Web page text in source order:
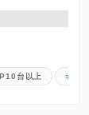
P10台以上